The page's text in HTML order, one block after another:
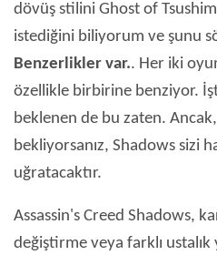
dövüş stilini Ghost of
istediğini biliyorum ve şunu
Benzerlikler var.. Her iki
özellikle birbirine benziyor.
beklenen de bu zaten. Ancak,
bekliyorsanız, Shadows sizi
uğratacaktır.
Assassin's Creed Shadows,
değiştirme veya farklı ustalık